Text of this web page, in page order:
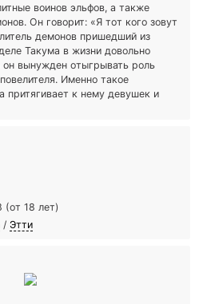
воинов эльфов, а также
Он говорит: «Я тот кого зовут
демонов пришедший из
Такума в жизни довольно
он вынужден отыгрывать роль
Именно такое
притягивает к нему девушек и
(от 18 лет)
/ Этти